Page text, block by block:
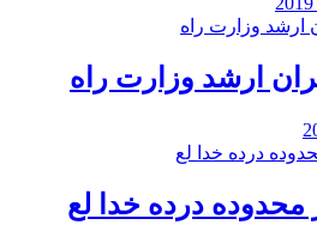
ارشد وزارت راه
درده خدا لع